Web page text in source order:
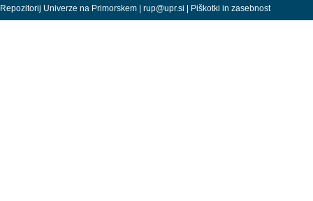
Repozitorij Univerze na Primorskem | rup@upr.si | Piškotki in zasebnost